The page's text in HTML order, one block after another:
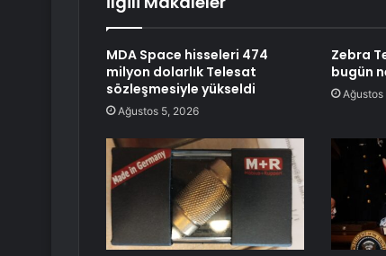
MDA Space hisseleri 474
milyon dolarlık Telesat
sözleşmesiyle yükseldi
Ağustos 5, 2026
Zebra
bugün